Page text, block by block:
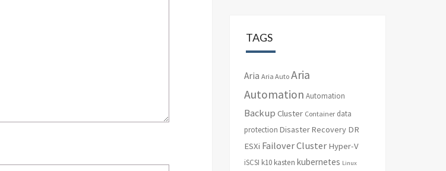
TAGS
Aria Aria Auto Aria
Automation Automation
Backup Cluster Container data
protection Disaster Recovery DR
ESXi Failover Cluster Hyper-V
iSCSI k10 kasten kubernetes Linux